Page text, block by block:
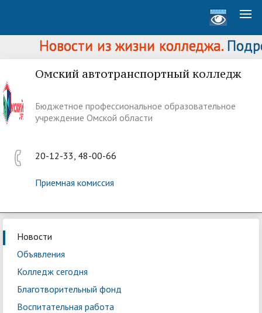
Новости из жизни колледжа.
Омский автотранспортный колледж
Бюджетное профессиональное образовательное
учреждение Омской области
20-12-33, 48-00-66
Приемная комиссия
Новости
Объявления
Колледж сегодня
Благотворительный фонд
Воспитательная работа